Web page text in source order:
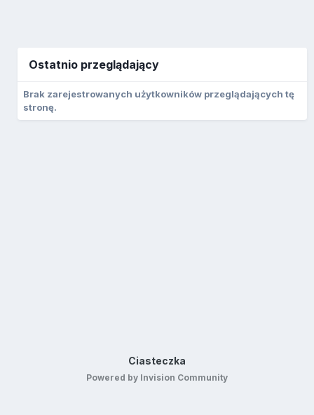
Ostatnio przeglądający
Brak zarejestrowanych użytkowników przeglądających tę
stronę.
Ciasteczka
Powered by Invision Community